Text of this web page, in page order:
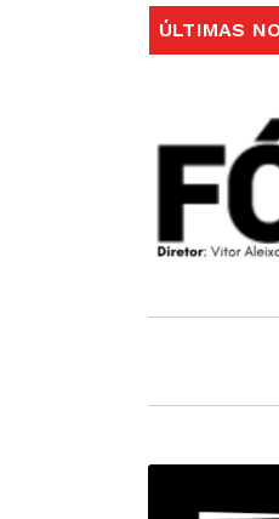
ÚLTIMAS
Autarquia do